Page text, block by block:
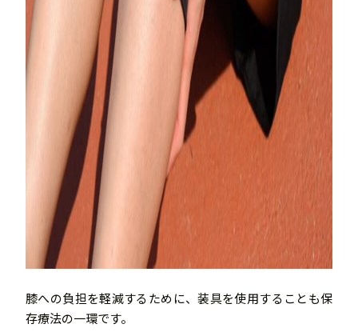
膝への負担を軽減するために、装具を使用することも保
存療法の一環です。